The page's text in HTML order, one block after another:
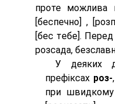
проте можлива
[беспeчно] ,
[бес тeбе]. Перед
розсада,
У деяких
префіксах роз-,
при швидкому